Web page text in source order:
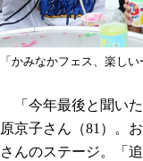
「かみなかフェス、楽し
「今年最後と聞い
原京子さん（81）。
さんのステージ。「